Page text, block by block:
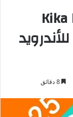
تحميل كيبورد كيكا Kika
Keyboard مهكر 2026 للأندرويد
8 دقائق